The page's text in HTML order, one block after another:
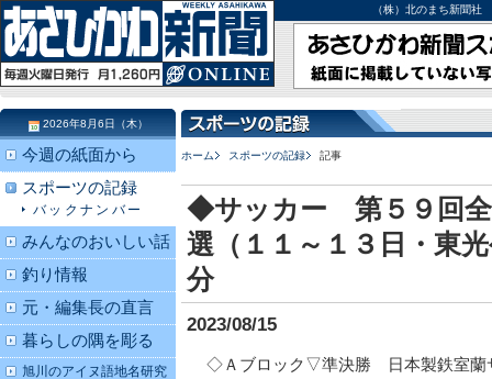
（株）北のまち新聞
ホーム スポーツの記録 記事
◆サッカー 第５９回全
選（１１～１３日・東
分
2023/08/15
◇Ａブロック▽準決勝 日本製鉄室蘭
2026年8月6日（木）
今週の紙面から
スポーツの記録
バックナンバー
みんなのおいしい話
釣り情報
元・編集長の直言
暮らしの隅を彫る
旭川のアイヌ語地名研究